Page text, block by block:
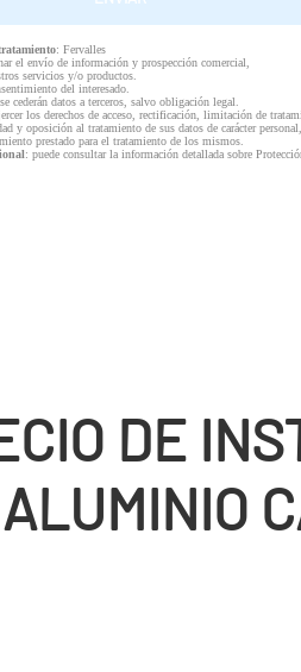
: Fervalles
el envío de información y prospección comercial,
servicios y/o productos.
del interesado.
cederán datos a terceros, salvo obligación legal.
los derechos de acceso, rectificación, limitación de
y oposición al tratamiento de sus datos de carácter
prestado para el tratamiento de los mismos.
: puede consultar la información detallada sobre
DE